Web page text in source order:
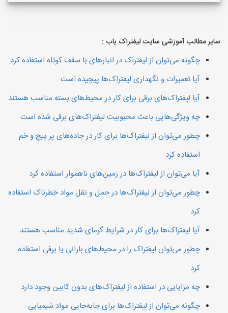
سایر مطالب آموزشی سایت لیفتراک یاب :
چگونه می‌توان از لیفتراک در انبارهای با سقف کوتاه استفاده کرد
آیا تعمیرات و نگهداری لیفتراک‌ها پیچیده است
آیا لیفتراک‌های برقی برای کار در محیط‌های بسته مناسب هستند
چه ویژگی‌هایی باعث محبوبیت لیفتراک‌های برقی شده است
چطور می‌توان از لیفتراک‌ها برای کار در جاده‌های پر پیچ و خم
استفاده کرد
آیا می‌توان از لیفتراک‌ها در زمین‌های ناهموار استفاده کرد
چطور می‌توان از لیفتراک‌ها در حمل و نقل مواد خطرناک استفاده
کرد
آیا لیفتراک‌ها برای کار در شرایط گرمای شدید مناسب هستند
چطور می‌توان لیفتراک را در محیط‌های بارانی یا برفی استفاده
کرد
چه مزایایی در استفاده از لیفتراک‌های بدون کابین وجود دارد
چگونه می‌توان از لیفتراک‌ها برای جابه‌جایی مواد شیمیایی